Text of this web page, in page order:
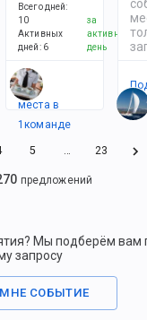
Всего дней:
10
Активных
дней: 6
за
активный
день
Есть
места в
1командe
5 … 23
предложений
Мы подберём вам
запросу
СОБЫТИЕ